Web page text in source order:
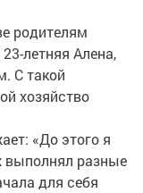
родителям
летняя Алена,
С такой
хозяйство
«До этого я
выполнял разные
для себя